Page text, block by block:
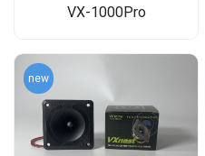
VX-1000Pro
new